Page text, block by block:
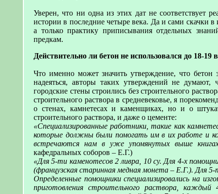
Уверен, что ни одна из этих дат не соответствует
истории в последние четыре века. Да и сами скачки
а только практику приписывания отдельных
предкам.
Действительно ли бетон не использовался до 18-19
Что именно может значить утверждение, что бетон
надеяться, авторы таких утверждений не
городские стены строились без строительного
строительного раствора в средневековье, я
о стенах, камнетесах и каменщиках, но и о
строительного раствора, и даже о цементе:
«Специализированные работники, такие как
которые должны были помогать им в их работе и
встречаются нам в уже упомянутых выше
кафедральных соборов – Е.Г.)
«Для 5-ти каменотесов 2 ливра, 10 су. Для 4-х
(французская старинная медная монета – Е.Г.). Для
Определенные помощники специализировались на
приготовления строительного раствора,